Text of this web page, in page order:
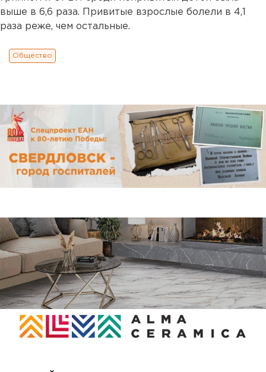
выше в 6,6 раза. Привитые взрослые болели в 4,1
раза реже, чем остальные.
Общество